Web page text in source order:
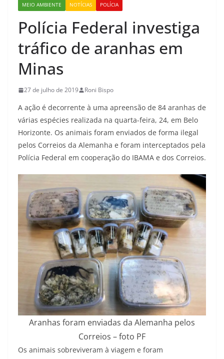
MEIO AMBIENTE NOTÍCIAS POLÍCIA
Polícia Federal investiga
tráfico de aranhas em
Minas
27 de julho de 2019 Roni Bispo
A ação é decorrente à uma apreensão de 84 aranhas de
várias espécies realizada na quarta-feira, 24, em Belo
Horizonte. Os animais foram enviados de forma ilegal
pelos Correios da Alemanha e foram interceptados pela
Polícia Federal em cooperação do IBAMA e dos Correios.
Aranhas foram enviadas da Alemanha pelos
Correios – foto PF
Os animais sobreviveram à viagem e foram